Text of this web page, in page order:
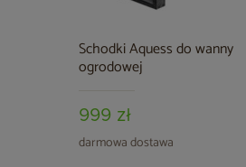
Schodki Aquess do wanny
ogrodowej
999 zł
darmowa dostawa